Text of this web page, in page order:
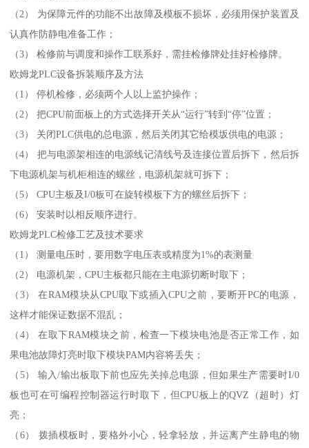
（2） 为保障元件的功能不出故障及模板不损坏，必须用保护装置及
认真作防静电准备工作；
（3） 检修前与调度和操作工联系好，需挂检修牌处挂好检修牌。
欧姆龙PLC设备拆装顺序及方法
（1） 停机检修，必须两个人以上监护操作；
（2） 把CPU前面板上的方式选择开关从“运行”转到“停”位置；
（3） 关闭PLC供电的总电源，然后关闭其它给模坂供电的电源；
（4） 把与电源架相连的电源线记清线号及连接位置后拆下，然后拆
下电源机架与机柜相连的螺丝，电源机架就可拆下；
（5） CPU主板及I/0板可在旋转模板下方的螺丝后拆下；
（6） 安装时以相反顺序进行。
欧姆龙PLC检修工艺及技术要求
（1） 测量电压时，要用数字电压表或精度为1%的表测量
（2） 电源机架，CPU主板都只能在主电源切断时取下；
（3） 在RAM模块从CPU取下或插入CPU之前，要断开PC的电源，
这样才能保证数据不混乱；
（4） 在取下RAM模块之前，检查一下模块电池是否正常工作，如
果电池故障灯亮时取下模块PAM内容将丢失；
（5） 输入/输出板取下前也应先关掉总电源，但如果生产需要时I/0
板也可在可编程控制器运行时取下，但CPU板上的QVZ（超时）灯
亮；
（6） 拨插模板时，要格外小心，轻拿轻放，并运离产生静电的物